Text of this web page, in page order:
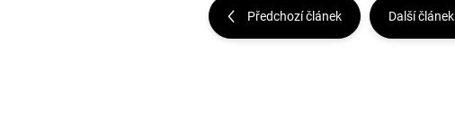
Předchozí článek Další článek